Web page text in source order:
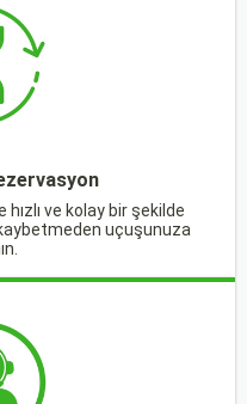
ve kolay bir şekilde
uçuşunuza